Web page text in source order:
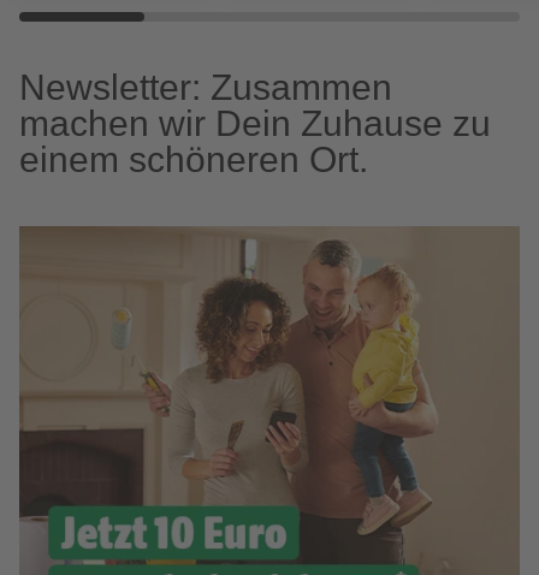
Newsletter: Zusammen
machen wir Dein Zuhause zu
einem schöneren Ort.